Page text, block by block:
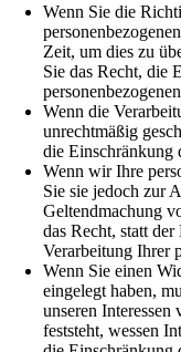
Wenn Sie die
Zeit, um dies zu
Sie das Recht, die
Wenn die
unrechtmäßig
die Einschränkung
Wenn wir Ihre
Sie sie jedoch zur
Geltendmachung
das Recht, statt
Verarbeitung Ihrer
Wenn Sie einen
eingelegt haben,
unseren
feststeht, wessen